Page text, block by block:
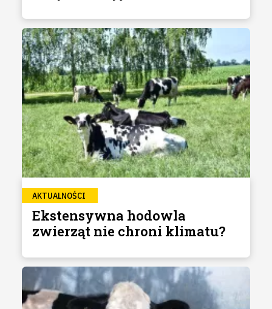
AKTUALNOŚCI
Ekstensywna hodowla
zwierząt nie chroni klimatu?